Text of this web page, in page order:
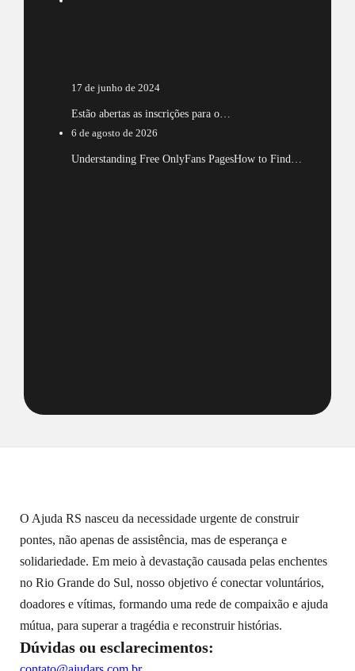
17 de junho de 2024
Estão abertas as inscrições para o…
6 de agosto de 2026
Understanding Free OnlyFans PagesHow to Find…
O Ajuda RS nasceu da necessidade urgente de construir
pontes, não apenas de assistência, mas de esperança e
solidariedade. Em meio à devastação causada pelas enchentes
no Rio Grande do Sul, nosso objetivo é conectar voluntários,
doadores e vítimas, formando uma rede de compaixão e ajuda
mútua, para superar a tragédia e reconstruir histórias.
Dúvidas ou esclarecimentos: